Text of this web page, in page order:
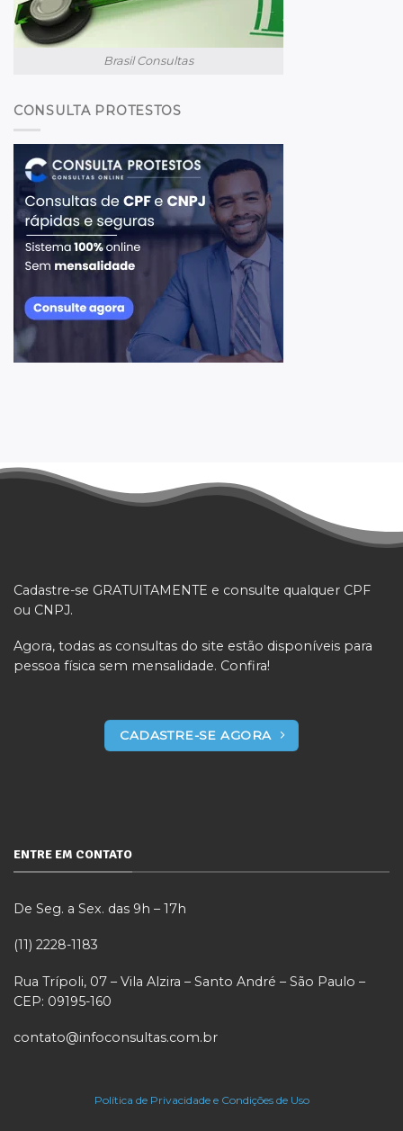
Brasil Consultas
CONSULTA PROTESTOS
Cadastre-se GRATUITAMENTE e consulte qualquer CPF
ou CNPJ.
Agora, todas as consultas do site estão disponíveis para
pessoa física sem mensalidade. Confira!
CADASTRE-SE AGORA
ENTRE EM CONTATO
De Seg. a Sex. das 9h – 17h
(11) 2228-1183
Rua Trípoli, 07 – Vila Alzira – Santo André – São Paulo –
CEP: 09195-160
contato@infoconsultas.com.br
Política de Privacidade e Condições de Uso